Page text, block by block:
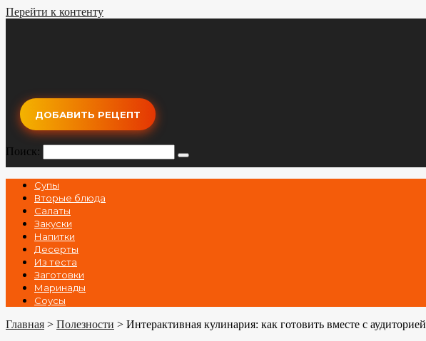
Перейти к контенту
ДОБАВИТЬ РЕЦЕПТ
Поиск:
Супы
Вторые блюда
Салаты
Закуски
Напитки
Десерты
Из теста
Заготовки
Маринады
Соусы
Главная > Полезности > Интерактивная кулинария: как готовить вместе с аудиторией